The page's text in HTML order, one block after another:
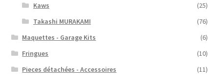
Kaws
(25)
Takashi MURAKAMI
(76)
Maquettes - Garage Kits
(6)
Fringues
(10)
Pieces détachées - Accessoires
(11)